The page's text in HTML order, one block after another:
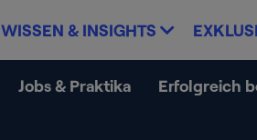
WISSEN & INSIGHTS
Jobs & Praktika Erfolgreich